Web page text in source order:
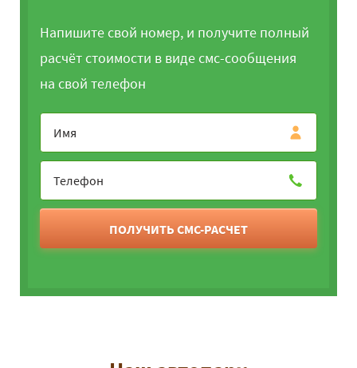
Напишите свой номер, и получите полный
расчёт стоимости в виде смс-сообщения
на свой телефон
ПОЛУЧИТЬ СМС-РАСЧЕТ